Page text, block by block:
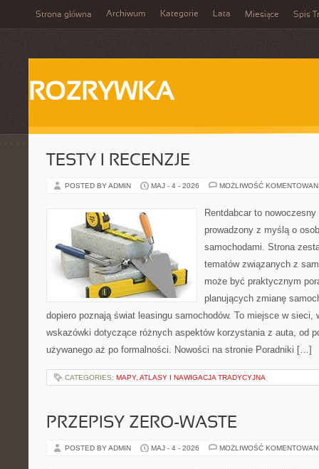
Strona główna Archiwum Kategorie Lata Miesiące Spis
ROZRYWKA
TESTY I RECENZJE
POSTED BY ADMIN MAJ - 4 - 2026 MOŻLIWOŚĆ
Rentdabcar to
prowadzony z myślą o
samochodami. Strona
tematów związanych z
może być praktycznym
planujących zmianę
dopiero poznają świat leasingu samochodów. To miejsce w sieci,
wskazówki dotyczące różnych aspektów korzystania z auta, od
używanego aż po formalności. Nowości na stronie Poradniki […]
CATEGORIES: MAPY, ATLASY I NAWIGACJA TRADYCYJNA
PRZEPISY ZERO-WASTE
POSTED BY ADMIN MAJ - 4 - 2026 MOŻLIWOŚĆ